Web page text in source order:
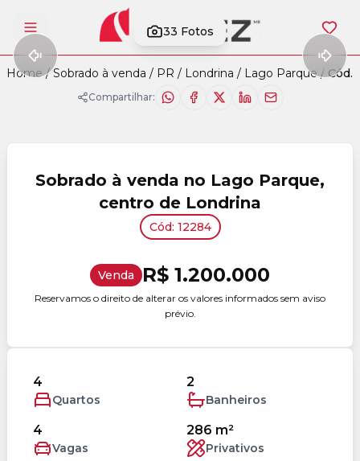
Abrir menu 33 Fotos
Home / Sobrado à venda / PR / Londrina / Lago Parque / Cód.
Compartilhar:
Sobrado à venda no Lago Parque,
centro de Londrina
Cód: 12284
Venda R$ 1.200.000
Reservamos o direito de alterar os valores informados sem aviso
prévio.
4
Quartos
2
Banheiros
4
Vagas
286 m²
Privativos